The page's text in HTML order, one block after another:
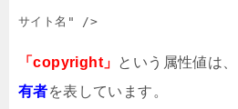
サイト名" />
「copyright」 という属性値は、
有者を表しています。